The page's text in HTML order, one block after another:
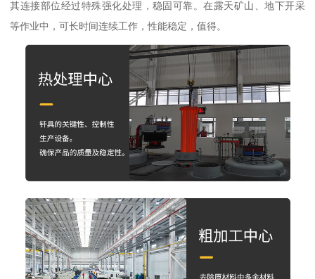
其连接部位经过特殊强化处理，稳固可靠。在露天矿山、地下开采
等作业中，可长时间连续工作，性能稳定，值得。​